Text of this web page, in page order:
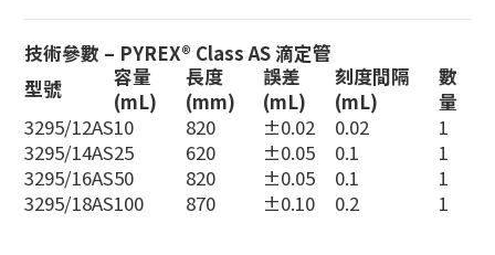
技術參數 – PYREX® Class AS 滴定管
型號
容量
(mL)
長度
(mm)
誤差
(mL)
刻度間隔
(mL)
數
量
3295/12AS10 820 ±0.02 0.02
1
3295/14AS25 620 ±0.05 0.1
1
3295/16AS50 820 ±0.05 0.1
1
3295/18AS100 870 ±0.10 0.2 1